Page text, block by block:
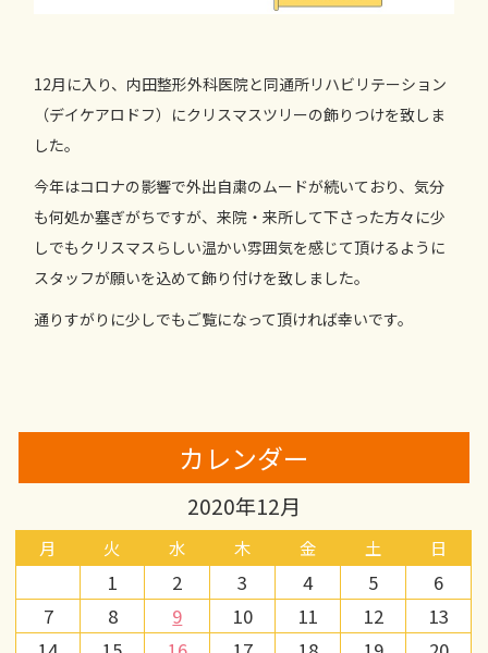
12月に入り、内田整形外科医院と同通所リハビリテーション
（デイケアロドフ）にクリスマスツリーの飾りつけを致しま
した。
今年はコロナの影響で外出自粛のムードが続いており、気分
も何処か塞ぎがちですが、来院・来所して下さった方々に少
しでもクリスマスらしい温かい雰囲気を感じて頂けるように
スタッフが願いを込めて飾り付けを致しました。
通りすがりに少しでもご覧になって頂ければ幸いです。
カレンダー
2020年12月
月 火 水 木 金 土 日
1 2 3 4 5
6
7
8 9 10 11 12
13